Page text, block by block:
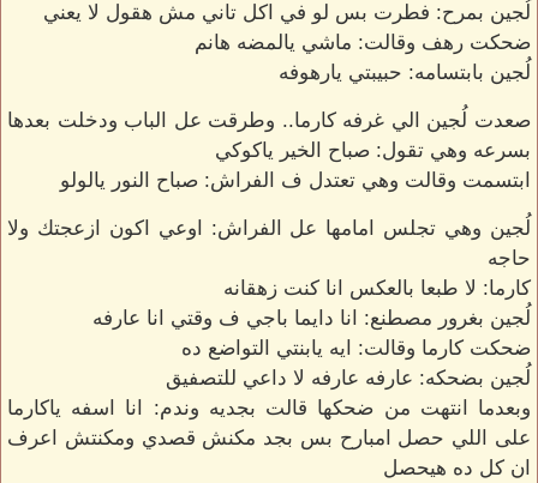
لُجين بمرح: فطرت بس لو في اكل تاني مش هقول لا يعني
ضحكت رهف وقالت: ماشي يالمضه هانم
لُجين بابتسامه: حبيبتي يارهوفه
صعدت لُجين الي غرفه كارما.. وطرقت عل الباب ودخلت بعدها
بسرعه وهي تقول: صباح الخير ياكوكي
ابتسمت وقالت وهي تعتدل ف الفراش: صباح النور يالولو
لُجين وهي تجلس امامها عل الفراش: اوعي اكون ازعجتك ولا
حاجه
كارما: لا طبعا بالعكس انا كنت زهقانه
لُجين بغرور مصطنع: انا دايما باجي ف وقتي انا عارفه
ضحكت كارما وقالت: ايه يابنتي التواضع ده
لُجين بضحكه: عارفه عارفه لا داعي للتصفيق
وبعدما انتهت من ضحكها قالت بجديه وندم: انا اسفه ياكارما
على اللي حصل امبارح بس بجد مكنش قصدي ومكنتش اعرف
ان كل ده هيحصل